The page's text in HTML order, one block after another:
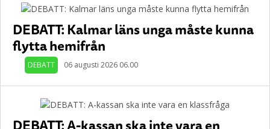
DEBATT: Kalmar läns unga måste kunna
flytta hemifrån
DEBATT 06 augusti 2026 06.00